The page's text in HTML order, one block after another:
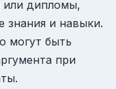
или дипломы,
и навыки.
могут быть
при